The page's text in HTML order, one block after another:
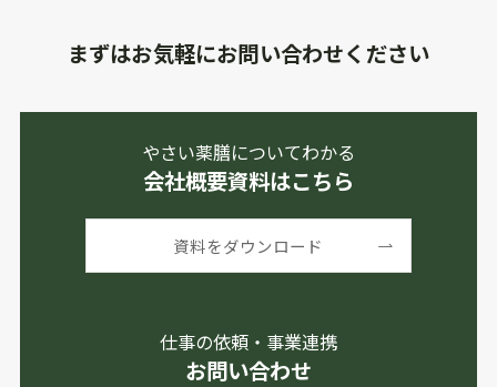
まずはお気軽にお問い合わせください
やさい薬膳についてわかる
会社概要資料はこちら
資料をダウンロード
仕事の依頼・事業連携
お問い合わせ